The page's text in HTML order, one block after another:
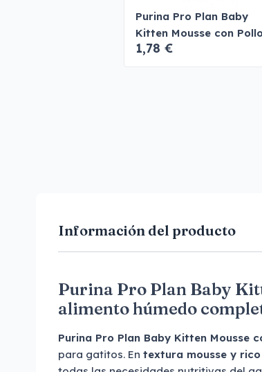
Purina Pro Plan Baby
Kitten Mousse con Pollo
1,78 €
Información del producto
Purina Pro Plan Baby
alimento húmedo
Purina Pro Plan Baby Kitten Mousse
para gatitos. En textura mousse y